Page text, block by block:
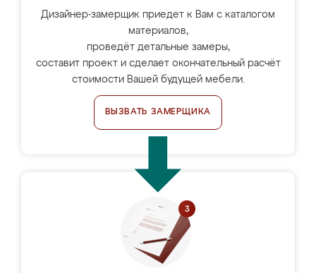
Дизайнер-замерщик приедет к Вам с каталогом
материалов,
проведёт детальные замеры,
составит проект и сделает окончательный расчёт
стоимости Вашей будущей мебели.
ВЫЗВАТЬ ЗАМЕРЩИКА